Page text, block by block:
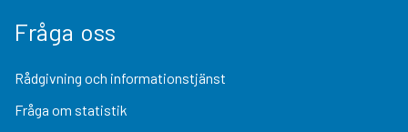
Fråga oss
Rådgivning och informationstjänst
Fråga om statistik